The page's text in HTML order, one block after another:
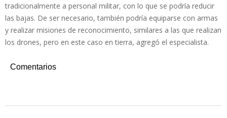
tradicionalmente a personal militar, con lo que se podría reducir
las bajas. De ser necesario, también podría equiparse con armas
y realizar misiones de reconocimiento, similares a las que realizan
los drones, pero en este caso en tierra, agregó el especialista.
Comentarios